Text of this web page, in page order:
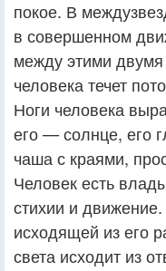
покое. В
в совершенном
между этими
человека течет
Ноги человека
его — солнце, его
чаша с краями,
Человек есть
стихии и
исходящей из его
света исходит из